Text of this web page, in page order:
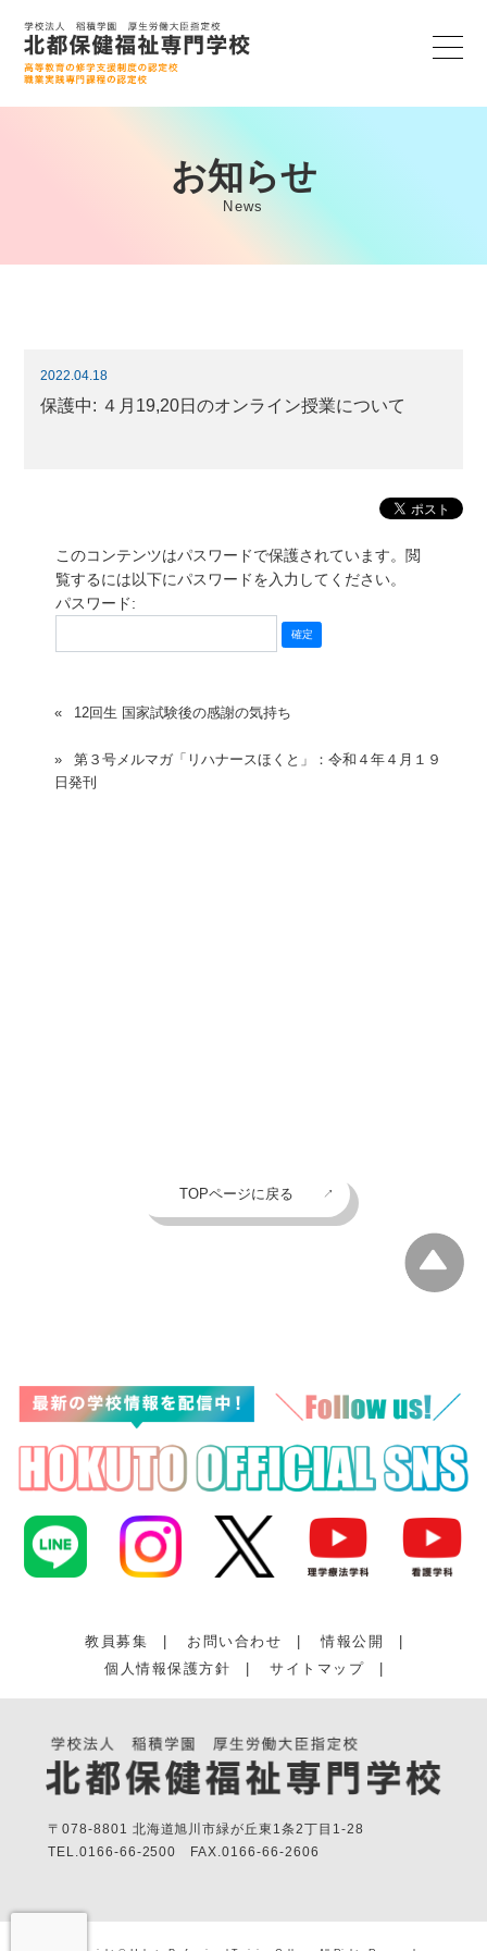
お知らせ
News
2022.04.18
保護中: ４月19,20日のオンライン授業について
このコンテンツはパスワードで保護されています。閲
覧するには以下にパスワードを入力してください。
パスワード:
12回生 国家試験後の感謝の気持ち
第３号メルマガ「リハナースほくと」：令和４年４月１９
日発刊
TOPページに戻る
教員募集 お問い合わせ 情報公開
個人情報保護方針
サイトマップ
〒078-8801 北海道旭川市緑が丘東1条2丁目1-28
TEL. 0166-66-2500 FAX.0166-66-2606